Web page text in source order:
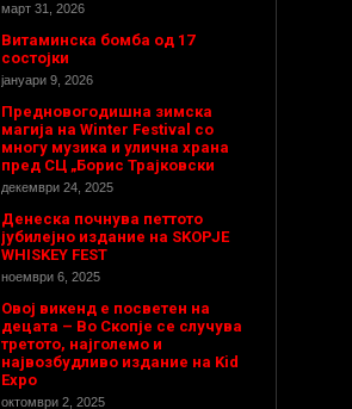
март 31, 2026
Витаминска бомба од 17
состојки
јануари 9, 2026
Предновогодишнa зимска
магија на Winter Festival со
многу музика и улична храна
пред СЦ „Борис Трајковски
декември 24, 2025
Денеска почнува петтото
јубилејно издание на SKOPJE
WHISKEY FEST
ноември 6, 2025
Овој викенд е посветен на
децата – Во Скопје се случува
третото, најголемо и
највозбудливо издание на Kid
Expo
октомври 2, 2025